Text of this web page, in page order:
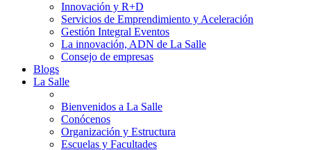
Innovación y R+D
Servicios de Emprendimiento y Aceleración
Gestión Integral Eventos
La innovación, ADN de La Salle
Consejo de empresas
Blogs
La Salle
Bienvenidos a La Salle
Conócenos
Organización y Estructura
Escuelas y Facultades